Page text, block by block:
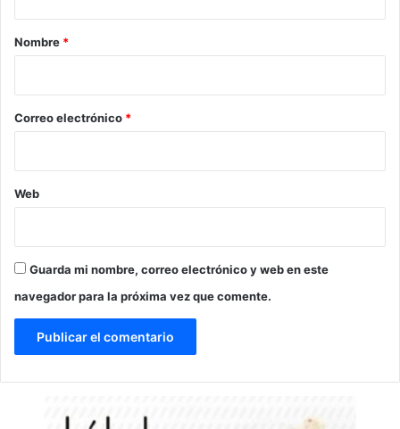
r
*
Nombre *
Correo electrónico *
Web
Guarda mi nombre, correo electrónico y web en este
navegador para la próxima vez que comente.